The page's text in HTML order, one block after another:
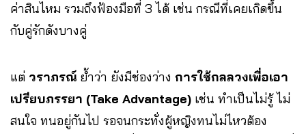
ค่าสินไหม รวมถึงฟ้องมือที่ 3 ได้ เช่น กรณีที่เคยเกิดขึ้น
กับคู่รักดังบางคู่
แต่ วราภรณ์ ย้ำว่า ยังมีช่องว่าง การใช้กลลวงเพื่อเอา
เปรียบภรรยา (Take Advantage) เช่น ทำเป็นไม่รู้ ไม่
สนใจ ทนอยู่กันไป รอจนกระทั่งผู้หญิงทนไม่ไหวต้อง